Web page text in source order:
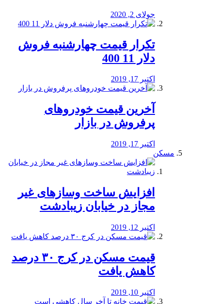
جولای 2, 2020
تکرار قیمت چهارشنبه فروش
دلار 11 400
اکتبر 17, 2019
آخرین قیمت خودرو‌های
پرفروش در بازار
اکتبر 17, 2019
مسکن
افزایش ساخت وسازهای غیر
مجاز در خیابان زیبادشت
اکتبر 12, 2019
️قیمت مسکن در کرج ۳۰ درصد
کاهش یافت
اکتبر 10, 2019